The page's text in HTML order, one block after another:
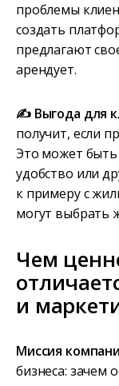
проблемы
создать
предлагают
арендует.
✍️ Выгода для
получит, если
Это может
удобство или
к примеру с
могут выбрать
Чем
и
Миссия
бизнеса: зачем